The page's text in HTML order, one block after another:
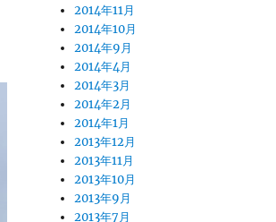
2014年11月
2014年10月
2014年9月
2014年4月
2014年3月
2014年2月
2014年1月
2013年12月
2013年11月
2013年10月
2013年9月
2013年7月